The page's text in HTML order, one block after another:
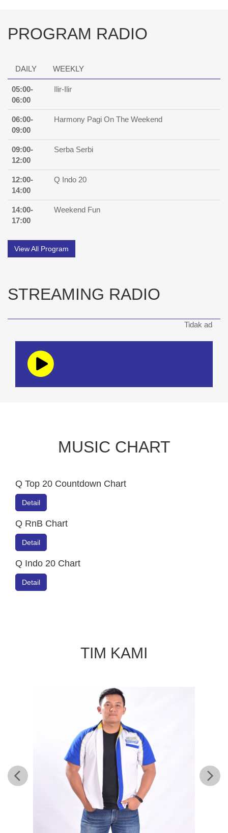
PROGRAM RADIO
DAILY WEEKLY
05:00-
06:00
Ilir-Ilir
06:00-
09:00
Harmony Pagi On The Weekend
09:00-
12:00
Serba Serbi
12:00-
14:00
Q Indo 20
14:00-
17:00
Weekend Fun
View All Program
STREAMING RADIO
Tidak ada siaran
MUSIC CHART
Q Top 20 Countdown Chart
Detail
Q RnB Chart
Detail
Q Indo 20 Chart
Detail
TIM KAMI